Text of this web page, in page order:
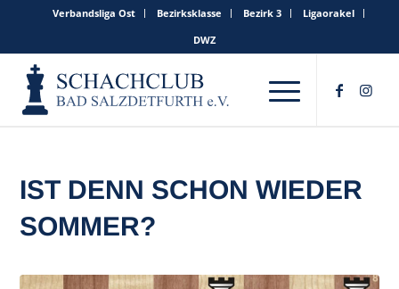
Verbandsliga Ost Bezirksklasse Bezirk 3
Ligaorakel
DWZ
IST DENN SCHON WIEDER
SOMMER?